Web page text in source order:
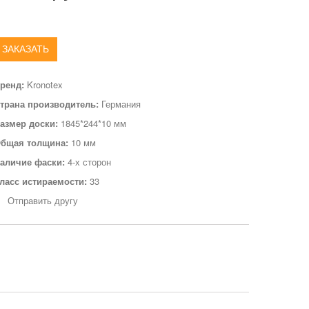
ЗАКАЗАТЬ
Kronotex
производитель: Германия
доски: 1845*244*10 мм
толщина: 10 мм
фаски: 4-х сторон
истираемости: 33
Отправить другу